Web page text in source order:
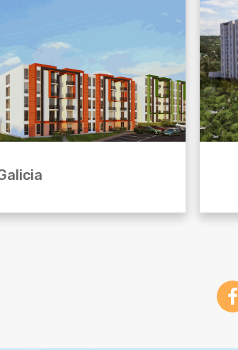
en conjunto cerrado, ubicado en